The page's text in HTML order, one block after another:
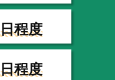
日程度
日程度